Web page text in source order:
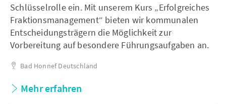
Schlüsselrolle ein. Mit unserem Kurs „Erfolgreiches
Fraktionsmanagement“ bieten wir kommunalen
Entscheidungsträgern die Möglichkeit zur
Vorbereitung auf besondere Führungsaufgaben an.
Bad Honnef Deutschland
Mehr erfahren